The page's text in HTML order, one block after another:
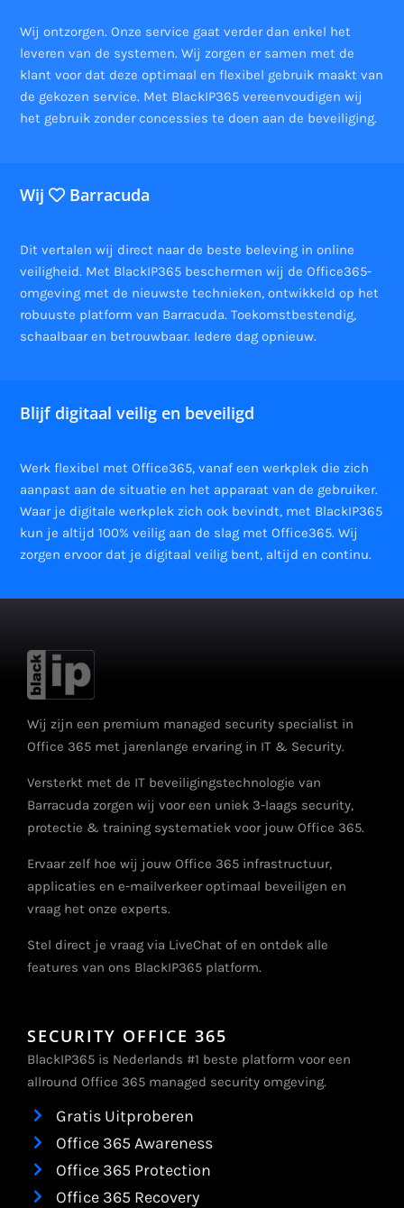
Wij ontzorgen. Onze service gaat verder dan enkel het
leveren van de systemen. Wij zorgen er samen met de
klant voor dat deze optimaal en flexibel gebruik maakt van
de gekozen service. Met BlackIP365 vereenvoudigen wij
het gebruik zonder concessies te doen aan de beveiliging.
Wij Barracuda
Dit vertalen wij direct naar de beste beleving in online
veiligheid. Met BlackIP365 beschermen wij de Office365-
omgeving met de nieuwste technieken, ontwikkeld op het
robuuste platform van Barracuda. Toekomstbestendig,
schaalbaar en betrouwbaar. Iedere dag opnieuw.
Blijf digitaal veilig en beveiligd
Werk flexibel met Office365, vanaf een werkplek die zich
aanpast aan de situatie en het apparaat van de gebruiker.
Waar je digitale werkplek zich ook bevindt, met BlackIP365
kun je altijd 100% veilig aan de slag met Office365. Wij
zorgen ervoor dat je digitaal veilig bent, altijd en continu.
Wij zijn een premium managed security specialist in
Office 365 met jarenlange ervaring in IT & Security.
Versterkt met de IT beveiligingstechnologie van
Barracuda zorgen wij voor een uniek 3-laags security,
protectie & training systematiek voor jouw Office 365.
Ervaar zelf hoe wij jouw Office 365 infrastructuur,
applicaties en e-mailverkeer optimaal beveiligen en
vraag het onze experts.
Stel direct je vraag via LiveChat of en ontdek alle
features van ons BlackIP365 platform.
SECURITY OFFICE 365
BlackIP365 is Nederlands #1 beste platform voor een
allround Office 365 managed security omgeving.
Gratis Uitproberen
Office 365 Awareness
Office 365 Protection
Office 365 Recovery